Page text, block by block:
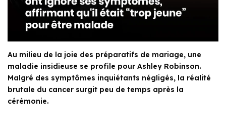
Au milieu de la joie des préparatifs de mariage, une
maladie insidieuse se profile pour Ashley Robinson.
Malgré des symptômes inquiétants négligés, la réalité
brutale du cancer surgit peu de temps après la
cérémonie.